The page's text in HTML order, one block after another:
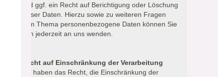
und ggf. ein Recht auf Berichtigung oder Löschung
dieser Daten. Hierzu sowie zu weiteren Fragen
zum Thema personenbezogene Daten können Sie
sich jederzeit an uns wenden.
Recht auf Einschränkung der Verarbeitung
Sie haben das Recht, die Einschränkung der